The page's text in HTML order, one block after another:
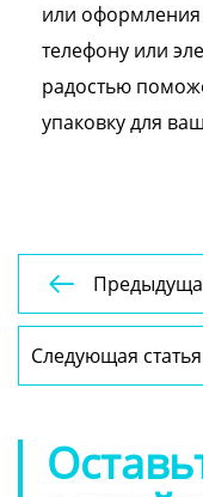
или оформления
телефону или
радостью
упаковку для

Предыдущая статья:
заказ
коробки
Следующая статья: Упаковка
почтовая